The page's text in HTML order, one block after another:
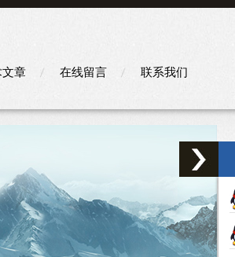
章 在线留言 联系我们